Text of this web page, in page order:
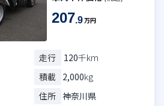
207.9万円
走行 120千km
積載 2,000kg
住所 神奈川県